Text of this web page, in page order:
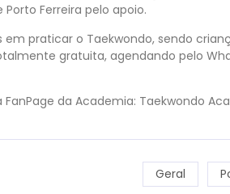
Ferreira pelo apoio.
em praticar o Taekwondo, sendo
gratuita, agendando pelo
da Academia: Taekwondo
Geral